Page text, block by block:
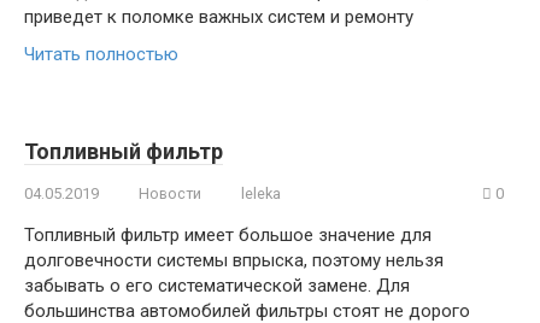
приведет к поломке важных систем и ремонту
Читать полностью
Топливный фильтр
04.05.2019 Новости leleka 0
Топливный фильтр имеет большое значение для
долговечности системы впрыска, поэтому нельзя
забывать о его систематической замене. Для
большинства автомобилей фильтры стоят не дорого